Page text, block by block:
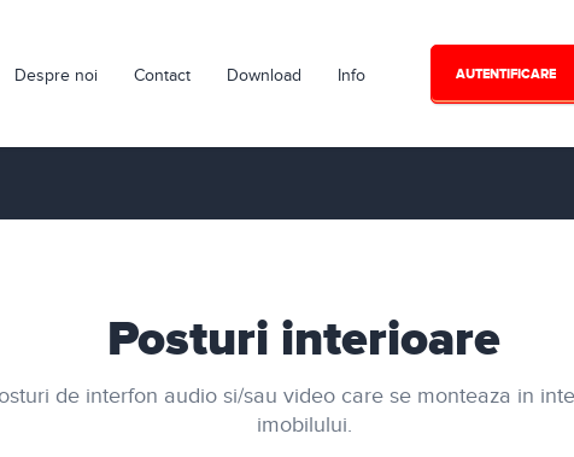
Despre noi Contact Download Info AUTENTIFICARE
Posturi interioare
de interfon audio si/sau video care se monteaza in
imobilului.